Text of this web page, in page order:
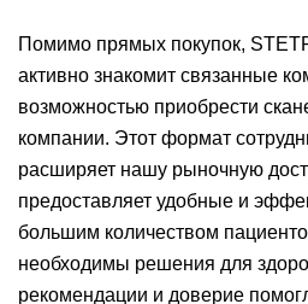
Помимо прямых покупок,
активно знакомит связанные
возможностью приобрести
компании. Этот формат
расширяет нашу рыночную
предоставляет удобные и
большим количеством
необходимы решения для
рекомендации и доверие